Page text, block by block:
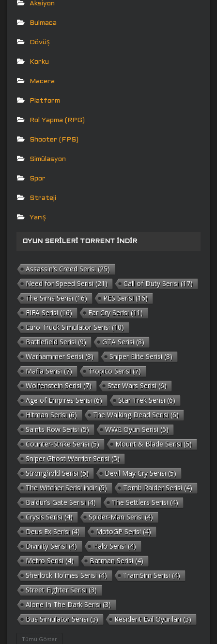
Aksiyon
Bulmaca
Dövüş
Korku
Macera
Platform
Rol Yapma (RPG)
Shooter (FPS)
Simülasyon
Spor
Strateji
Yarış
OYUN SERILERI TORRENT İNDIR
Assassin’s Creed Serisi (25)
Need for Speed Serisi (21) Call of Duty Serisi (17)
The Sims Serisi (16) PES Serisi (16)
FIFA Serisi (16) Far Cry Serisi (11)
Euro Truck Simulator Serisi (10)
Battlefield Serisi (9) GTA Serisi (8)
Warhammer Serisi (8) Sniper Elite Serisi (8)
Mafia Serisi (7) Tropico Serisi (7)
Wolfenstein Serisi (7) Star Wars Serisi (6)
Age of Empires Serisi (6) Star Trek Serisi (6)
Hitman Serisi (6) The Walking Dead Serisi (6)
Saints Row Serisi (5) WWE Oyun Serisi (5)
Counter-Strike Serisi (5) Mount & Blade Serisi (5)
Sniper Ghost Warrior Serisi (5)
Stronghold Serisi (5) Devil May Cry Serisi (5)
The Witcher Serisi indir(5) Tomb Raider Serisi (4)
Baldur’s Gate Serisi (4) The Settlers Serisi (4)
Crysis Serisi (4) Spider-Man Serisi (4)
Deus Ex Serisi (4) MotoGP Serisi (4)
Divinity Serisi (4) Halo Serisi (4)
Metro Serisi (4) Batman Serisi (4)
Sherlock Holmes Serisi (4) TramSim Serisi (4)
Street Fighter Serisi (3)
Alone In The Dark Serisi (3)
Bus Simulator Serisi (3) Resident Evil Oyunları (3)
Tümü Göster